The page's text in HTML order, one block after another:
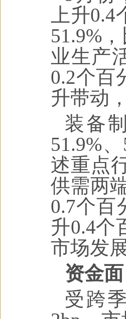
上升
51.9%
业生产
0.2个百
升带动
装备
51.9%
述重点
供需两
0.7个百
升0.4个
市场发
资金
受跨